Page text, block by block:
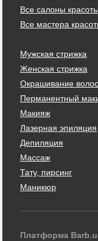
Все салоны красоты
Все мастера
Мужская стрижка
Женская стрижка
Окрашивание волос
Перманентный
Макияж
Лазерная эпиляция
Депиляция
Массаж
Тату, пирсинг
Маникюр
Платформа